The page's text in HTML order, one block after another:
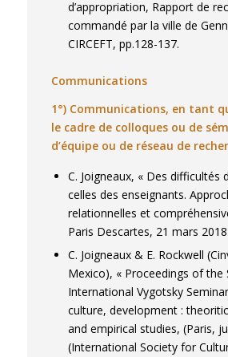
d’appropriation, Rapport de
commandé par la ville de
CIRCEFT, pp.128-137.
Communications
1°) Communications, en tant
le cadre de colloques ou de
d’équipe ou de réseau de
C. Joigneaux, « Des difficultés
celles des enseignants.
relationnelles et
Paris Descartes, 21 mars 2018
C. Joigneaux & E. Rockwell
Mexico), « Proceedings of the
International Vygotsky
culture, development :
and empirical studies, (Paris,
(International Society for